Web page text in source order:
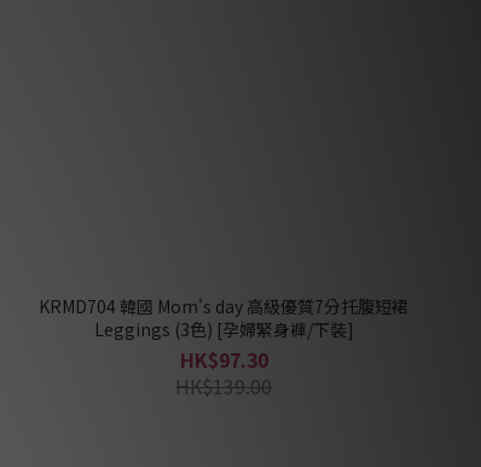
KRMD704 韓國 Mom's day 高級優質7分托腹短裙
Leggings (3色) [孕婦緊身褲/下裝]
HK$97.30
HK$139.00